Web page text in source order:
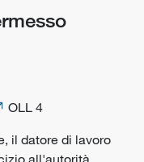
OLL 4
il datore di lavoro
all'autorità